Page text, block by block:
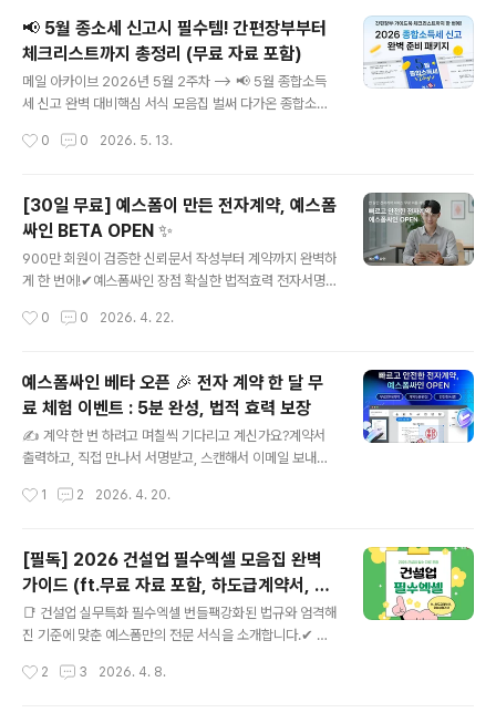
폼은 단순히 양식을 제공하는 것을 넘어, 계약의 마지막 단
계인 '전자계약 체결'까지 완벽하게 지원합니다. 전자계약
서비스 '예스폼싸인'이 정식 오픈하면서, 멤버십 회원들은
문서 작성부터 계약 체결까지 하나의 플랫폼에서 모두 해
단순한 양식 다운로드 서비스가 아닙니다. 급여관리, 학습
📢 5월 종소세 신고시 필수템! 간편장부부터
체크리스트까지 총정리 (무료 자료 포함)
메일 아카이브 2026년 5월 2주차 --> 📢 5월 종합소득
세 신고 완벽 대비핵심 서식 모음집 벌써 다가온 종합소득
만 집중하시느라 바쁜 사장님들을 위해, 예스폼이 신고 대
톱 서식 모음집을 준비 했습니다. 간편장부 프로그램과 맞
춤형 무료 가이드북이 포함된 이번 서식 모음집으로, 올해
종합소득세 신고는 스트레스 없이 빠르고 정확하게 마무리
하세요! #종합소득세신고 #종합소득세간편장부 #종소세
신고 #종소세신고양식 ..
0 0 2026. 5. 13.
[30일 무료] 예스폼이 만든 전자계약, 예스폼
싸인 BETA OPEN ✨
900만 회원이 검증한 신뢰문서 작성부터 계약까지 완벽하
게 한 번에!✔예스폼싸인 장점 확실한 법적효력 전자서명
택 월 9,000원으로 누리는패밀리 사이트 올인원 혜택 나
없어도 쉽고 간편하게! 분야별 전문 계약서 문서서식 30년
노하우 예스폼의프리미엄 계약서 무료 제공 #전자계약 #
예스폼싸인 #전자계약사이트 30일 동안 전자계약 무료 체
험으로 경험해보세요.베타 기간4월 2..
0 0 2026. 4. 22.
예스폼싸인 베타 오픈 🎉 전자 계약 한 달 무
료 체험 이벤트 : 5분 완성, 법적 효력 보장
✍️ 계약 한 번 하려고 며칠씩 기다리고 계신가요?계약서
출력하고, 직접 만나서 서명받고, 스캔해서 이메일 보내고,
면 솔직히 시간과 비용이 상당히 낭비되고 있다는 걸 체감
하는 데 며칠이 걸리는 건 이제 실무 효율 면에서도 맞지 않
습니다. 요즘은 다릅니다. 전자계약 서비스 하나면 이 모든
과정이 5분 안에 끝납니다. 그중에서도 오늘 소개할 예스
폼싸인은 무려 30년간 대한민국 비즈니스 문서 시장을 이
서 양식부터 계약 서명까지 하나의 흐름으로 처리할 수 있
1 2 2026. 4. 20.
[필독] 2026 건설업 필수엑셀 모음집 완벽
가이드 (ft.무료 자료 포함, 하도급계약서, 위
험성평가서)
📑 건설업 실무특화 필수엑셀 번들팩강화된 법규와 엄격해
진 기준에 맞춘 예스폼만의 전문 서식을 소개합니다.✔ 데
워져 번거로움을 줄여줍니다.✔ 자동 계산금액 합계 자동
2 3 2026. 4. 8.